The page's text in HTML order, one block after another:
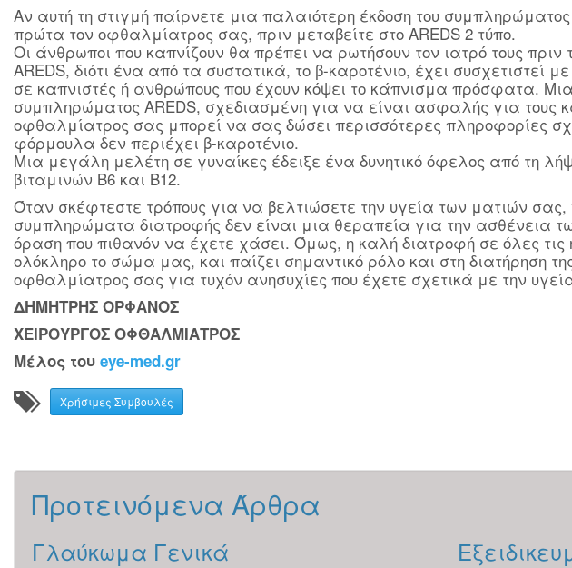
Αν αυτή τη στιγμή παίρνετε μια παλαιότερη έκδοση του
πρώτα τον οφθαλμίατρος σας, πριν μεταβείτε στο AREDS 2 τύπο.
Οι άνθρωποι που καπνίζουν θα πρέπει να ρωτήσουν τον ιατρό τους
AREDS, διότι ένα από τα συστατικά, το β-καροτένιο, έχει συσχετιστεί
σε καπνιστές ή ανθρώπους που έχουν κόψει το κάπνισμα πρόσφατα.
συμπληρώματος AREDS, σχεδιασμένη για να είναι ασφαλής για τους
οφθαλμίατρος σας μπορεί να σας δώσει περισσότερες πληροφορίες
φόρμουλα δεν περιέχει β-καροτένιο.
Μια μεγάλη μελέτη σε γυναίκες έδειξε ένα δυνητικό όφελος από τη
βιταμινών Β6 και Β12.
Όταν σκέφτεστε τρόπους για να βελτιώσετε την υγεία των ματιών σας,
συμπληρώματα διατροφής δεν είναι μια θεραπεία για την ασθένεια
όραση που πιθανόν να έχετε χάσει. Όμως, η καλή διατροφή σε όλες τις
ολόκληρο το σώμα μας, και παίζει σημαντικό ρόλο και στη διατήρηση
οφθαλμίατρος σας για τυχόν ανησυχίες που έχετε σχετικά με την
ΔΗΜΗΤΡΗΣ ΟΡΦΑΝΟΣ
ΧΕΙΡΟΥΡΓΟΣ ΟΦΘΑΛΜΙΑΤΡΟΣ
Μέλος του eye-med.gr
Χρήσιμες Συμβουλές
Προτεινόμενα Άρθρα
Γλαύκωμα Γενικά